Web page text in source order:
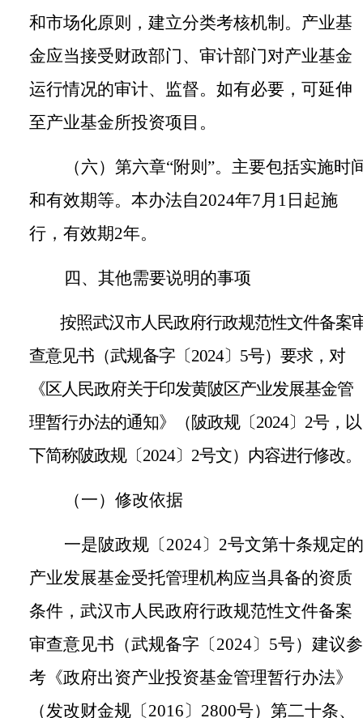
和市场化原则，建立分类考核机制。产业基
金应当接受财政部门、审计部门对产业基金
运行情况的审计、监督。如有必要，可延伸
至产业基金所投资项目。
（六）第六章“附则”。 主要包括实施时
和有效期等。本办法自2024年7 月 1 日起施
行，有效期2年。
四、 其他需要说明的事项
按照武汉市人民政府行政规范性文件备案
查意见书（武规备字〔2024〕 5号）要求，对
《区人民政府关于印发黄陂区产业发展基金管
理暂行办法的通知》（陂政规〔2024〕 2号，以
下简称陂政规〔2024〕 2号文）内容进行修改。
（一）修改依据
一是陂政规〔2024〕 2号文第十条规定的
产业发展基金受托管理机构应当具备的资质
条件，武汉市人民政府行政规范性文件备案
审查意见书（武规备字〔2024〕 5号）建议参
考《政府出资产业投资基金管理暂行办法》
（发改财金规〔2016〕 2800号）第二十条、